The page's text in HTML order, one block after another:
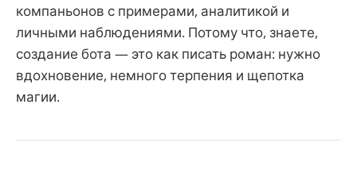
компаньонов с примерами, аналитикой и
личными наблюдениями. Потому что, знаете,
создание бота — это как писать роман: нужно
вдохновение, немного терпения и щепотка
магии.